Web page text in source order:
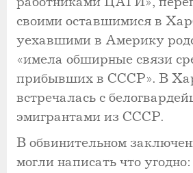
своими оставшимися в
уехавшими в Америку
«имела обширные связи
прибывших в СССР». В
встречалась с
эмигрантами из СССР.
В обвинительном
могли написать что